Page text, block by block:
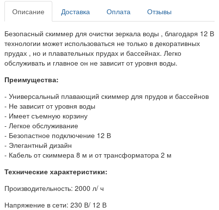
Описание Доставка Оплата Отзывы
Безопасный скиммер для очистки зеркала воды , благодаря 12 В
технологии может использоваться не только в декоративных
прудах , но и плавательных прудах и бассейнах. Легко
обслуживать и главное он не зависит от уровня воды.
Преимущества:
- Универсальный плавающий скиммер для прудов и бассейнов
- Не зависит от уровня воды
- Имеет съемную корзину
- Легкое обслуживание
- Безопастное подключение 12 В
- Элегантный дизайн
- Кабель от скиммера 8 м и от трансформатора 2 м
Технические характеристики:
Производительность: 2000 л/ ч
Напряжение в сети: 230 В/ 12 В